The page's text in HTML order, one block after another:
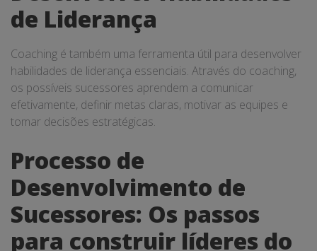
de Liderança
Coaching é também uma ferramenta útil para desenvolver
habilidades de liderança essenciais. Através do coaching,
os possíveis sucessores aprendem a comunicar
efetivamente, definir metas claras, motivar as equipes e
tomar decisões estratégicas.
Processo de
Desenvolvimento de
Sucessores: Os passos
para construir líderes do